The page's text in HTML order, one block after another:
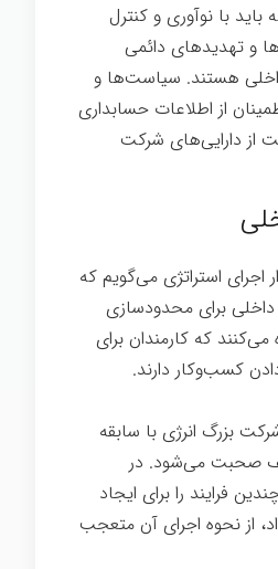
با نوآوری و کنترل
و تهدیدهای دائمی
هستند. سیاست‌ها و
از اطلاعات حسابداری
از دارایی‌های شرکت
اجرای استراتژی می‌گویم که
داخلی برای محدودسازی
که کارمندان برای
کسب‌وکار دارند.
بزرگ انرژی با سابقه
صحبت می‌شود. در
فرایند را برای ایجاد
از نحوه اجرای آن متعجب